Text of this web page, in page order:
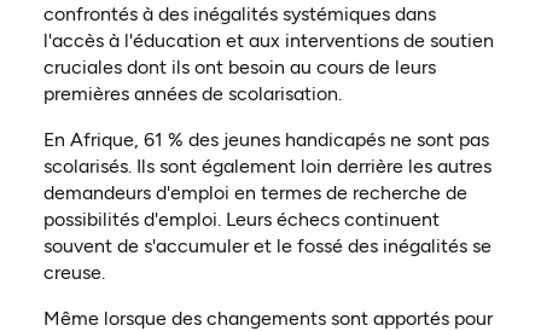
confrontés à des inégalités systémiques dans
l'accès à l'éducation et aux interventions de soutien
cruciales dont ils ont besoin au cours de leurs
premières années de scolarisation.
En Afrique, 61 % des jeunes handicapés ne sont pas
scolarisés. Ils sont également loin derrière les autres
demandeurs d'emploi en termes de recherche de
possibilités d'emploi. Leurs échecs continuent
souvent de s'accumuler et le fossé des inégalités se
creuse.
Même lorsque des changements sont apportés pour